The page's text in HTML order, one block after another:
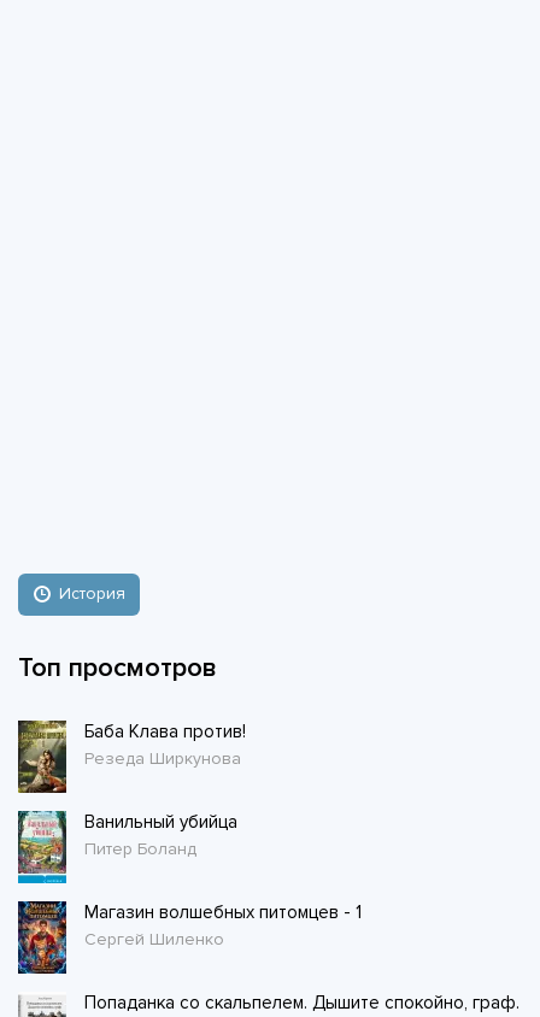
История
Топ просмотров
Баба Клава против!
Резеда Ширкунова
Ванильный убийца
Питер Боланд
Магазин волшебных питомцев - 1
Сергей Шиленко
Попаданка со скальпелем. Дышите спокойно, граф.